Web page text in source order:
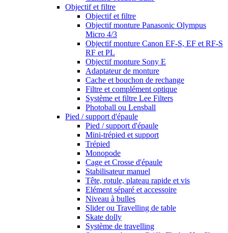
Objectif et filtre
Objectif et filtre
Objectif monture Panasonic Olympus
Micro 4/3
Objectif monture Canon EF-S, EF et RF-S
RF et PL
Objectif monture Sony E
Adaptateur de monture
Cache et bouchon de rechange
Filtre et complément optique
Système et filtre Lee Filters
Photoball ou Lensball
Pied / support d'épaule
Pied / support d'épaule
Mini-trépied et support
Trépied
Monopode
Cage et Crosse d'épaule
Stabilisateur manuel
Tête, rotule, plateau rapide et vis
Elément séparé et accessoire
Niveau à bulles
Slider ou Travelling de table
Skate dolly
Système de travelling